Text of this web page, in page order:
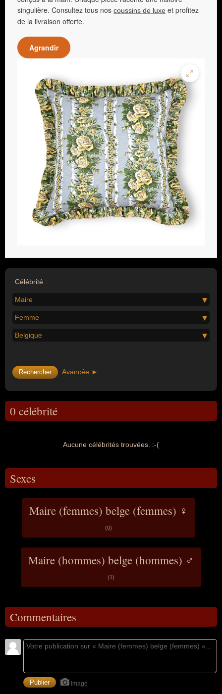
singulière. Consultez tous nos coussins de luxe et profitez
de la livraison offerte.
Agrandir
Célébrité :
Maire
Femme
Belgique
Avancée ►
0 célébrité
Aucune célébrités trouvées. :-(
Sexes
Maire (femmes) belge (femmes) ♀
(0)
Maire (hommes) belge (hommes) ♂
(1)
Commentaires
Image